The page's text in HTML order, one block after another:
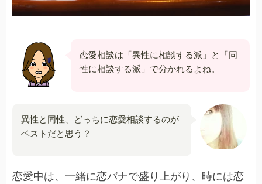
恋愛相談は「異性に相談する派」と「同
性に相談する派」で分かれるよね。
異性と同性、どっちに恋愛相談するのが
ベストだと思う？
恋愛中は、一緒に恋バナで盛り上がり、時には恋